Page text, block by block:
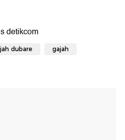
dubare gajah